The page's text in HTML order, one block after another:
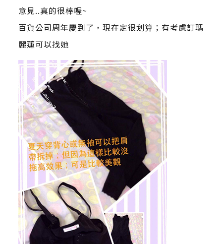
意見..真的很棒喔~
百貨公司周年慶到了，現在定很划算；有考慮訂瑪
麗蓮可以找她